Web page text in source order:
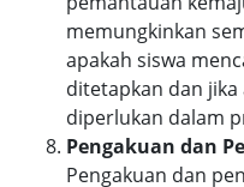
memungkinkan
apakah siswa
ditetapkan dan
diperlukan dalam
Pengakuan dan
Pengakuan dan